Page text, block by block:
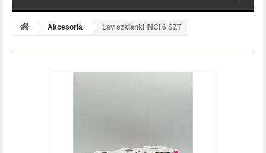
Akcesoria Lav szklanki INCI 6 SZT